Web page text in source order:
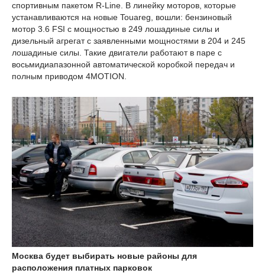
спортивным пакетом R-Line. В линейку моторов, которые
устанавливаются на новые Touareg, вошли: бензиновый
мотор 3.6 FSI с мощностью в 249 лошадиные силы и
дизельный агрегат с заявленными мощностями в 204 и 245
лошадиные силы. Такие двигатели работают в паре с
восьмидиапазонной автоматической коробкой передач и
полным приводом 4MOTION.
Москва будет выбирать новые районы для
расположения платных парковок